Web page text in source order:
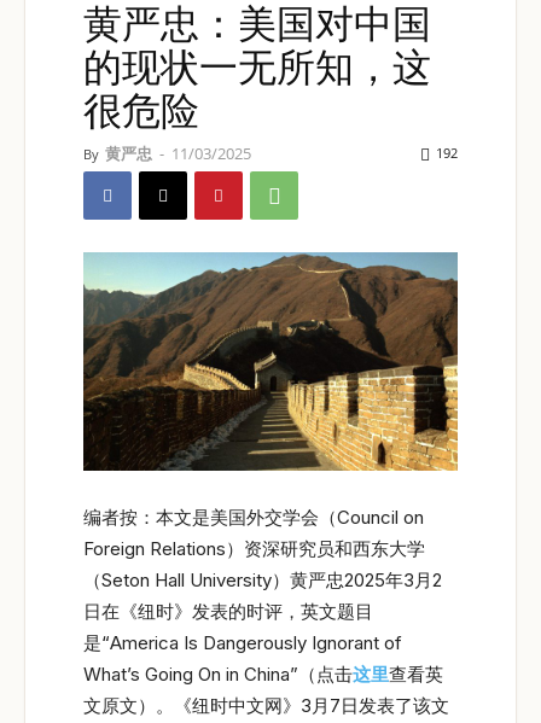
黄严忠：美国对中国
的现状一无所知，这
很危险
By 黄严忠 - 11/03/2025 192
编者按：本文是美国外交学会（Council on
Foreign Relations）资深研究员和西东大学
（Seton Hall University）黄严忠2025年3月2
日在《纽时》发表的时评，英文题目
是“America Is Dangerously Ignorant of
What’s Going On in China”（点击这里查看英
文原文）。《纽时中文网》3月7日发表了该文